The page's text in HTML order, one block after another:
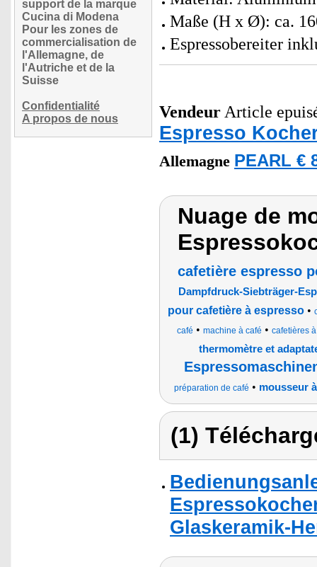
support de la marque
Cucina di Modena
Pour les zones de
commercialisation de
l'Allemagne, de
l'Autriche et de la
Suisse
Confidentialité
A propos de nous
Maße (H x Ø): ca.
Espressobereiter
Vendeur Article
Espresso
Allemagne PEARL €
Nuage de
cafetière espresso
Dampfdruck-Siebträger-
pour cafetière à espresso•
café • machine à café • cafetières
thermomètre et
préparation de café • mousseur
(1)
Glaskeramik-